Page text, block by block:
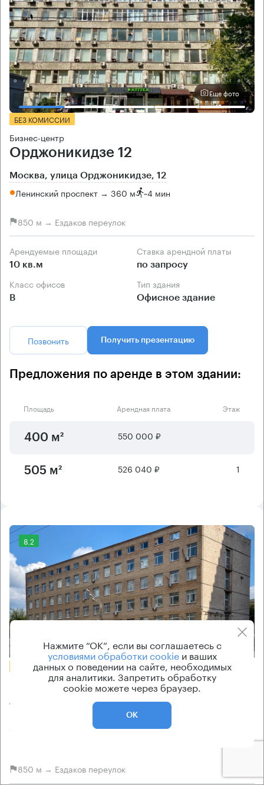
Еще фото
БЕЗ КОМИССИИ
Бизнес-центр
Орджоникидзе 12
Москва, улица Орджоникидзе, 12
Ленинский проспект → 360 м ~4 мин
850 м → Ездаков переулок
Арендуемые площади
10 кв.м
Ставка арендной платы
по запросу
Класс офисов
B
Тип здания
Офисное здание
Позвонить Получить презентацию
Предложения по аренде в этом здании:
Площадь Арендная плата Этаж
400 м² 550 000 ₽
505 м² 526 040 ₽ 1
8.2
Еще фото
БЕЗ КОМИССИИ
Бизнес-центр
Ленинский 29
Москва, Ленинский проспект, 29
850 м → Ездаков переулок
Нажмите “ОК”, если вы соглашаетесь с
условиями обработки cookieи ваших
данных о поведении на сайте, необходимых
для аналитики. Запретить обработку
cookie можете через браузер.
ОК